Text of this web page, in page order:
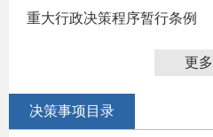
重大行政决策程序暂行条例
更多
决策事项目录